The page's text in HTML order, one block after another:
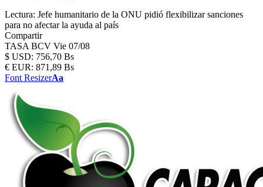
Lectura: Jefe humanitario de la ONU pidió flexibilizar sanciones
para no afectar la ayuda al país
Compartir
TASA BCV Vie 07/08
$ USD: 756,70 Bs
€ EUR: 871,89 Bs
Font ResizerAa